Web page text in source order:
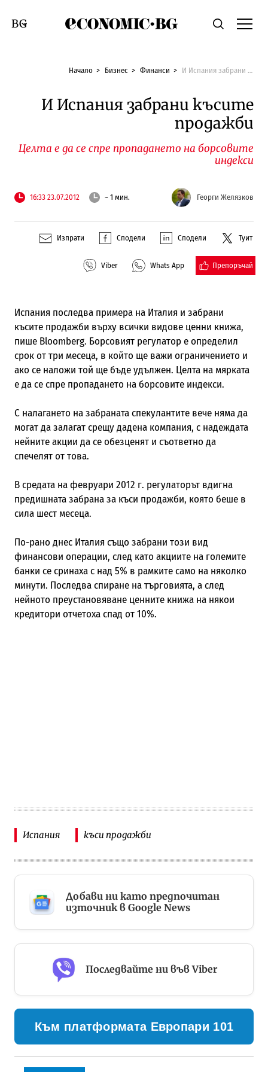
Economic.bgТърсене
Смяна на език
Начало Бизнес Финанси И Испания забрани късите продажби
И Испания забрани късите
продажби
Целта е да се спре пропадането на борсовите
индекси
16:33 23.07.2012 ~ 1 мин. Георги Желязков
Изпрати Сподели Сподели Туит
Viber Whats App Препоръчай
Испания последва примера на Италия и забрани
късите продажби върху всички видове ценни книжа,
пише Bloomberg. Борсовият регулатор е определил
срок от три месеца, в който ще важи ограничението и
ако се наложи той ще бъде удължен. Целта на мярката
е да се спре пропадането на борсовите индекси.
С налагането на забраната спекулантите вече няма да
могат да залагат срещу дадена компания, с надеждата
нейните акции да се обезценят и съответно да
спечелят от това.
В средата на февруари 2012 г. регулаторът вдигна
предишната забрана за къси продажби, която беше в
сила шест месеца.
По-рано днес Италия също забрани този вид
финансови операции, след като акциите на големите
банки се сринаха с над 5% в рамките само на няколко
минути. Последва спиране на търговията, а след
нейното преустановяване ценните книжа на някои
кредитори отчетоха спад от 10%.
Испания къси продажби
Добави ни като предпочитан
източник в Google News
Последвайте ни във Viber
Към платформата Европари 101